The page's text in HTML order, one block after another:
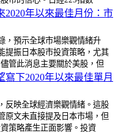
2020年以來最佳月份：市
，預示全球市場樂觀情緒升
提振日本股市投資策略，尤其
管此消息主要關於美股，但
下2020年以來最佳單月
反映全球經濟樂觀情緒。這股
原文未直接提及日本市場，但
策略產生正面影響。投資